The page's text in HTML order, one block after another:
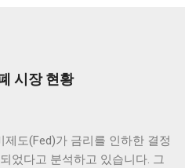
시장 현황
도(Fed)가 금리를 인하한 결정
었다고 분석하고 있습니다. 그